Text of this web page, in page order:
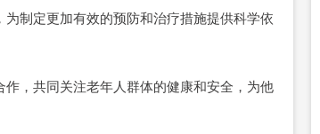
制定更加有效的预防和治疗措施提供科学依
，共同关注老年人群体的健康和安全，为他